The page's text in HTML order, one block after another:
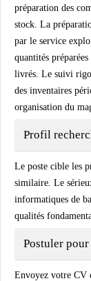
préparation des
stock. La
par le service
quantités
livrés. Le suivi
des inventaires
organisation du
Profil
Le poste cible les
similaire. Le
informatiques de
qualités
Postuler pour
Envoyez votre CV